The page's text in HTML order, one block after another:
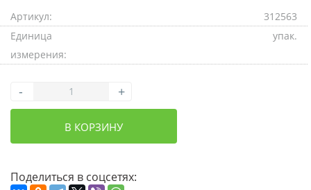
Артикул:
312563
Единица
измерения:
упак.
- +
В КОРЗИНУ
Поделиться в соцсетях: